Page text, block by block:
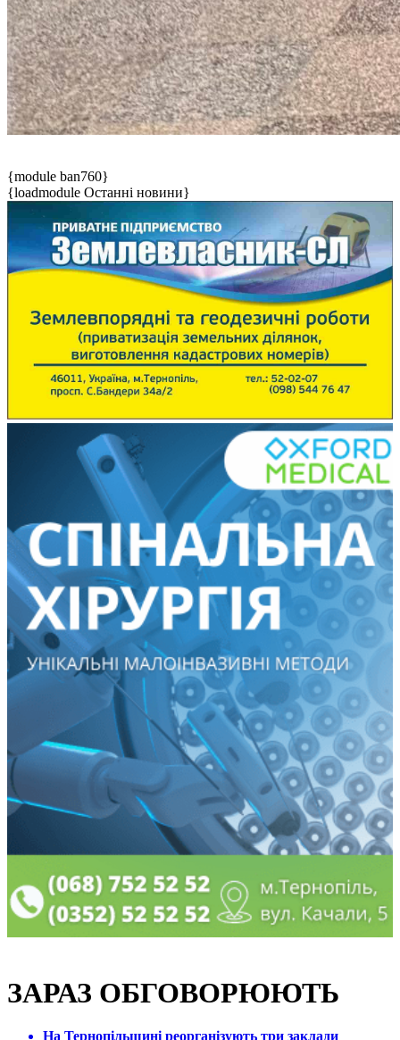
{module ban760}
{loadmodule Останні новини}
ЗАРАЗ ОБГОВОРЮЮТЬ
На Тернопільщині реорганізують три заклади